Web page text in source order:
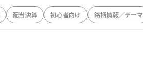
配当決算 初心者向け 銘柄情報／テーマ